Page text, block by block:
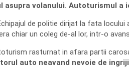
volanului. Autoturismul
de politie dirijat la fata
chiar un coleg de-al lor, intr-o
rasturnat in afara partii
auto neavand nevoie de